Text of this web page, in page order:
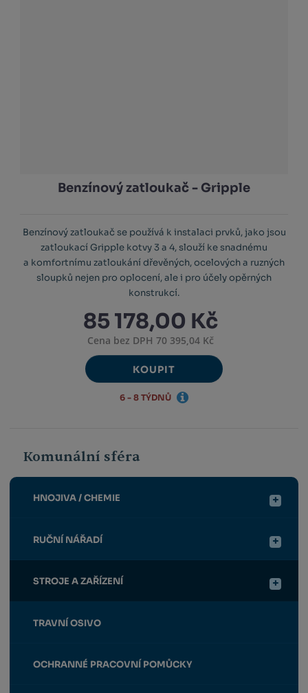
Benzínový zatloukač - Gripple
Benzínový zatloukač se používá k instalaci prvků, jako jsou
zatloukací Gripple kotvy 3 a 4, slouží ke snadnému
a komfortnímu zatloukání dřevěných, ocelových a ruzných
sloupků nejen pro oplocení, ale i pro účely opěrných
konstrukcí.
85 178,00 Kč
Cena bez DPH 70 395,04 Kč
KOUPIT
6 - 8 TÝDNŮ
Komunální sféra
HNOJIVA / CHEMIE
RUČNÍ NÁŘADÍ
STROJE A ZAŘÍZENÍ
TRAVNÍ OSIVO
OCHRANNÉ PRACOVNÍ POMŮCKY